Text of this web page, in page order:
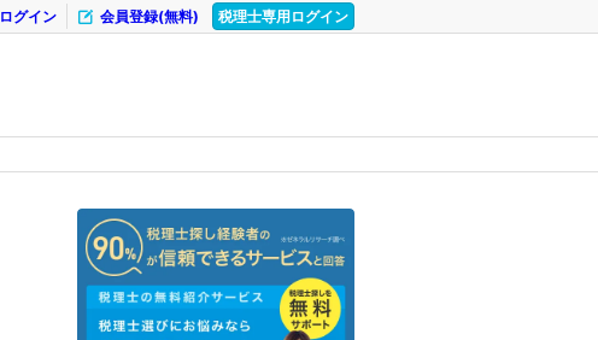
税理士専用ログイン
会員登録(無料)
ログイン